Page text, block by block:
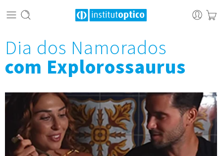
Dia dos Namorados
com Explorossaurus